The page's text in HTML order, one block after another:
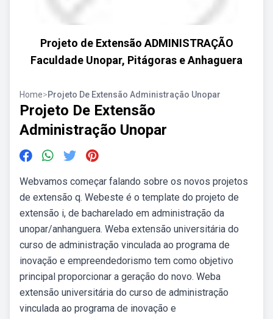
Projeto de Extensão ADMINISTRAÇÃO
Faculdade Unopar, Pitágoras e Anhaguera
Home>Projeto De Extensão Administração Unopar
Projeto De Extensão
Administração Unopar
Webvamos começar falando sobre os novos projetos
de extensão q. Webeste é o template do projeto de
extensão i, de bacharelado em administração da
unopar/anhanguera. Weba extensão universitária do
curso de administração vinculada ao programa de
inovação e empreendedorismo tem como objetivo
principal proporcionar a geração do novo. Weba
extensão universitária do curso de administração
vinculada ao programa de inovação e